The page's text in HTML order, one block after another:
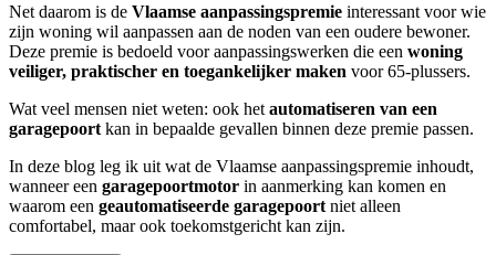
Net daarom is de Vlaamse aanpassingspremie interessant voor wie
zijn woning wil aanpassen aan de noden van een oudere bewoner.
Deze premie is bedoeld voor aanpassingswerken die een woning
veiliger, praktischer en toegankelijker maken voor 65-plussers.
Wat veel mensen niet weten: ook het automatiseren van een
garagepoort kan in bepaalde gevallen binnen deze premie passen.
In deze blog leg ik uit wat de Vlaamse aanpassingspremie inhoudt,
wanneer een garagepoortmotor in aanmerking kan komen en
waarom een geautomatiseerde garagepoort niet alleen
comfortabel, maar ook toekomstgericht kan zijn.